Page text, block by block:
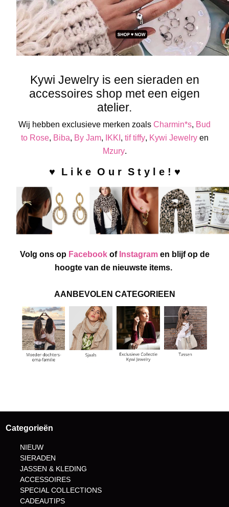
Kywi Jewelry is een sieraden en
accessoires shop met een eigen
atelier.
Wij hebben exclusieve merken zoals Charmin*s, Bud
to Rose, Biba, By Jam, IKKI , tif tiffy, Kywi Jewelryen
Mzury.
♥ L i k e O u r S t y l e ! ♥
Volg ons op Facebookof Instagramen blijf op de
hoogte van de nieuwste items.
AANBEVOLEN CATEGORIEEN
Categorieën
NIEUW
SIERADEN
JASSEN & KLEDING
ACCESSOIRES
SPECIAL COLLECTIONS
CADEAUTIPS